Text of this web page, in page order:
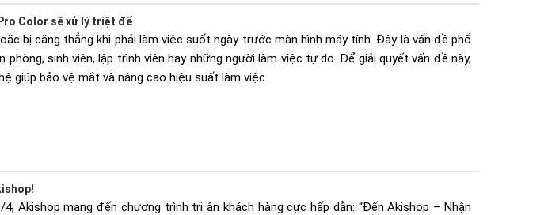
Color sẽ xử lý triệt để
bị căng thẳng khi phải làm việc suốt ngày trước màn hình máy tính. Đây là vấn đề phổ
sinh viên, lập trình viên hay những người làm việc tự do. Để giải quyết vấn đề này,
giúp bảo vệ mắt và nâng cao hiệu suất làm việc.
Akishop mang đến chương trình tri ân khách hàng cực hấp dẫn: “Đến Akishop – Nhận